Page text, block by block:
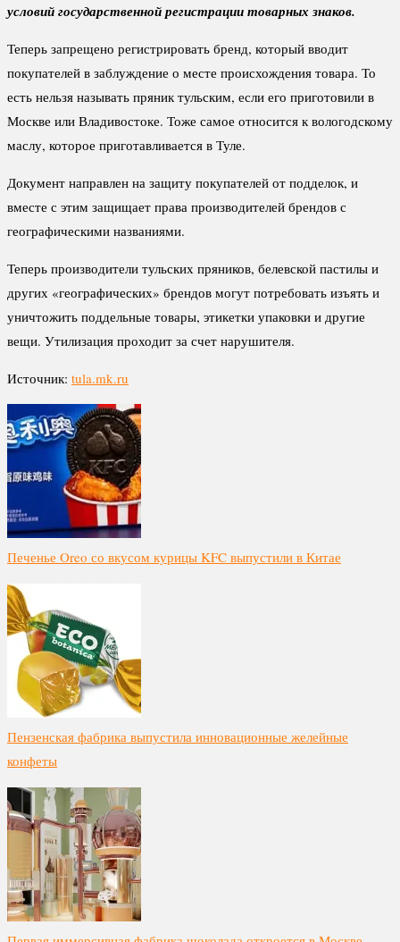
условий государственной регистрации товарных знаков.
Теперь запрещено регистрировать бренд, который вводит
покупателей в заблуждение о месте происхождения товара. То
есть нельзя называть пряник тульским, если его приготовили в
Москве или Владивостоке. Тоже самое относится к вологодскому
маслу, которое приготавливается в Туле.
Документ направлен на защиту покупателей от подделок, и
вместе с этим защищает права производителей брендов с
географическими названиями.
Теперь производители тульских пряников, белевской пастилы и
других «географических» брендов могут потребовать изъять и
уничтожить поддельные товары, этикетки упаковки и другие
вещи. Утилизация проходит за счет нарушителя.
Источник: tula.mk.ru
Печенье Oreo со вкусом курицы KFC выпустили в Китае
Пензенская фабрика выпустила инновационные желейные
конфеты